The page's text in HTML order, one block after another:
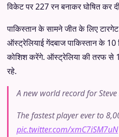
विकेट पर 227 रन बनाकर घोषित कर
पाकिस्तान के सामने जीत के लिए
ऑस्ट्रेलियाई गेंदबाज पाकिस्तान के
कोशिश करेंगे. ऑस्ट्रेलिया की तरफ से
रहे.
A new world record for
The fastest player ever to
pic.twitter.com/xmC7iSM7uN